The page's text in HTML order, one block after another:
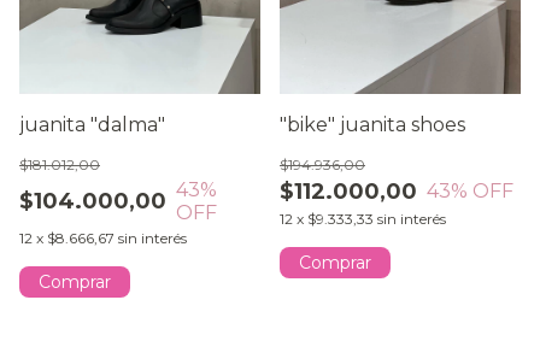
juanita "dalma"
$104.000,00
$181.012,00
43%
OFF
12 x $8.666,67 sin interés
Comprar
"bike" juanita shoes
$112.000,00
$194.936,00
43% OFF
12 x $9.333,33 sin interés
Comprar